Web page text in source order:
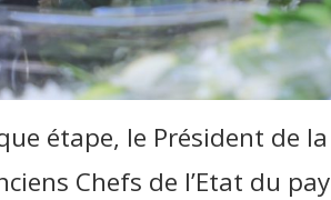
étape, le Président de
Chefs de l’Etat du